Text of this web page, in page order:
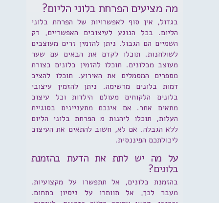
מה מציעים הפרחת בלוני הליום?
בגדול, אין סוף לאפשרויות של הפרחת בלוני
הליום. בכל הנוגע לעיצובים האפשריים, רק
השמיים הם הגבול. ניתן להזמין זרים מעוצבים
לשולחנות. תוכלו לקדם את הבאים עם שער
מעוצב מבלונים. תוכלו להזמין בלונים בצורת
מספרים המסמלים את האירוע. תוכלו להציב
דמות בלונים מרשימה. ניתן להזמין עיצובי
בלונים הלקוחים מעולם הילדות וכל עיצוב
מתאים אחר. אם אינכם מתעניינים בסוגיית
העלות, תוכלו ליהנות מ הפרחת בלוני הליום
ללא הגבלה. אם לא, חשוב להתאים את העיצוב
ליכולתכם הפיננסית.
על מה יש לתת את הדעת בהזמנת
בלונים?
בהזמנת בלונים, אל תתפשרו על מקצועיות.
מעבר לכך, אל תוותרו על ניסיון בתחום.